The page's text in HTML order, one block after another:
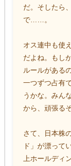
だ。そしたら
で……。
オス連中も使
だよね。もし
ルールがある
一つずつ占有
うかな。みん
から、頑張る
さて、日本株
ド」が漂って
上ホールディ